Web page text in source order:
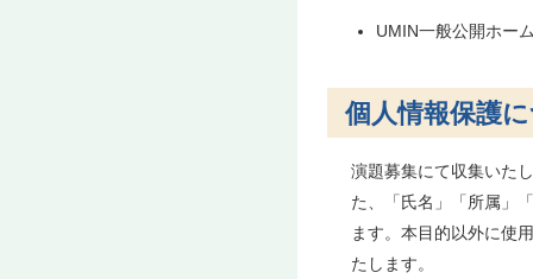
UMIN一般公開ホー
個人情報保護
演題募集にて収集いた
た、「氏名」「所属」
ます。本目的以外に使
たします。